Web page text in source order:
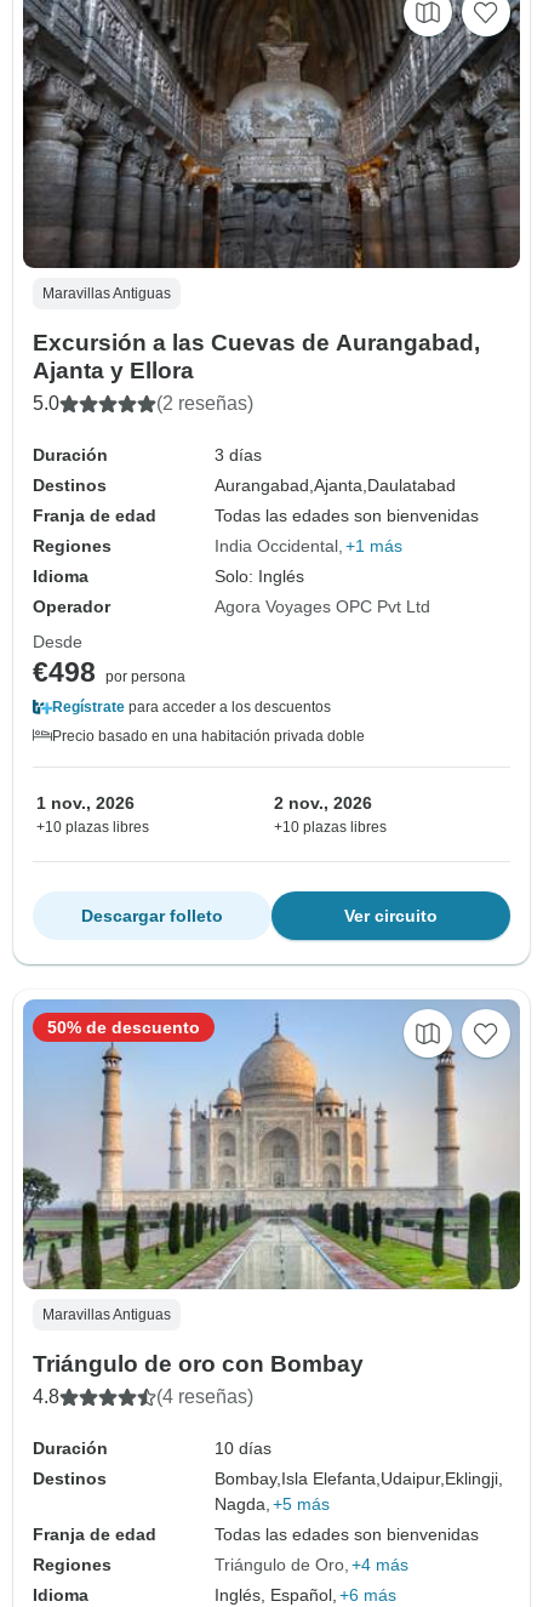
Maravillas Antiguas
Excursión a las Cuevas de Aurangabad,
Ajanta y Ellora
5.0 (2 reseñas)
Duración
3 días
Destinos
Aurangabad,Ajanta,Daulatabad
Franja de edad
Todas las edades son bienvenidas
Regiones
India Occidental +1 más
Idioma
Solo: Inglés
Operador
Agora Voyages OPC Pvt Ltd
Desde
€498
por persona
Regístrate para acceder a los descuentos
Precio basado en una habitación privada doble
1 nov., 2026
+10 plazas libres
2 nov., 2026
+10 plazas libres
Ver circuito
Descargar folleto
Maravillas Antiguas
Triángulo de oro con Bombay
4.8 (4 reseñas)
Duración
10 días
Destinos
Bombay,Isla Elefanta,Udaipur,Eklingji,
Nagda, +5 más
Franja de edad
Todas las edades son bienvenidas
Regiones
Triángulo de Oro +4 más
Idioma
Inglés, Español, +6 más
50% de descuento